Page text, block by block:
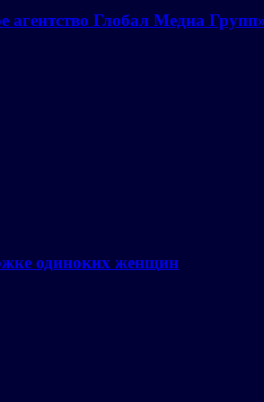
агентство Глобал Медиа
одиноких женщин